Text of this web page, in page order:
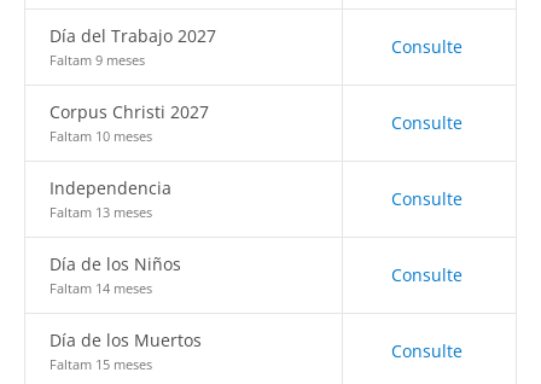
Día del Trabajo 2027
Faltam 9 meses
Consulte
Corpus Christi 2027
Faltam 10 meses
Consulte
Independencia
Faltam 13 meses
Consulte
Día de los Niños
Faltam 14 meses
Consulte
Día de los Muertos
Faltam 15 meses
Consulte